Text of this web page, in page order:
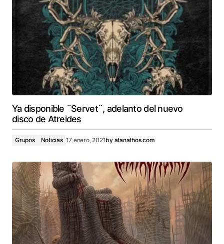
Ya disponible ¨Servet¨, adelanto del nuevo
disco de Atreides
Grupos Noticias 17 enero, 2021by atanathos.com